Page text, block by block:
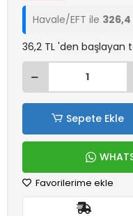
Havale/EFT ile 326,4
36,2 TL 'den başlayan
Sepete Ekle
Favorilerime ekle